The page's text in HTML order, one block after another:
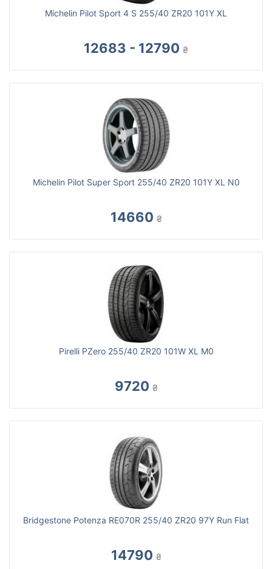
Michelin Pilot Sport 4 S 255/40 ZR20 101Y XL
12683 - 12790 ₴
Michelin Pilot Super Sport 255/40 ZR20 101Y XL N0
14660 ₴
Pirelli PZero 255/40 ZR20 101W XL M0
9720 ₴
Bridgestone Potenza RE070R 255/40 ZR20 97Y Run Flat
14790 ₴